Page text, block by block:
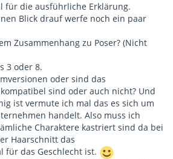
für die ausführliche Erklärung.
Blick drauf werfe noch ein paar
Zusammenhang zu Poser? (Nicht
3 oder 8.
oder sind das
sind oder auch nicht? Und
ist vermute ich mal das es sich um
handelt. Also muss ich
Charaktere kastriert sind da bei
Haarschnitt das
für das Geschlecht ist.